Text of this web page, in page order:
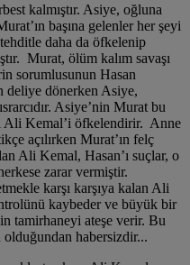
kalmıştır. Asiye, oğluna
başına gelenler her şeyi
tehditle daha da öfkelenip
Murat, ölüm kalım savaşı
sorumlusunun Hasan
dönerken Asiye,
Asiye’nin Murat bu
Ali Kemal’i öfkelendirir. Anne
açılırken Murat’ın felç
Ali Kemal, Hasan’ı suçlar, o
zarar vermiştir.
karşı karşıya kalan Ali
kaybeder ve büyük bir
tamirhaneyi ateşe verir. Bu
olduğundan habersizdir...